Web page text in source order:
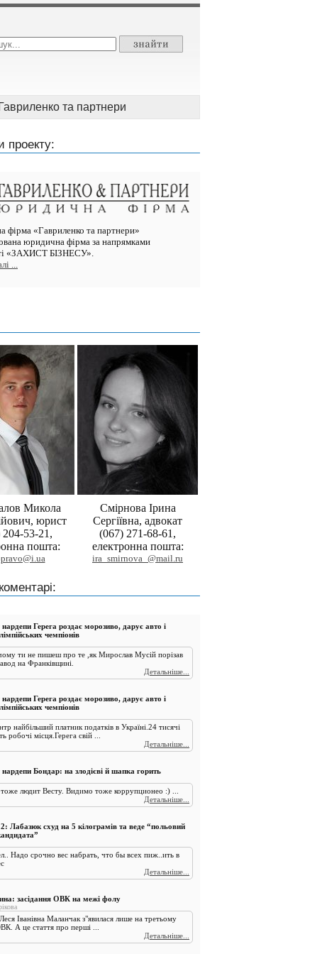
Гавриленко та партнери
проекту:
фірма «Гавриленко та партнери»
юридична фірма за напрямками
«ЗАХИСТ БІЗНЕСУ».
...
Микола
юрист
204-53-21,
пошта:
Смірнова Ірина
Сергіївна, адвокат
(067) 271-68-61,
електронна пошта:
ira_smirnova_@mail.ru
Герега роздає морозиво, дарує авто і
чемпіонів
ти не пишеш про те ,як Мирослав Мусій порізав
на Франківщині.
Детальніше...
Герега роздає морозиво, дарує авто і
чемпіонів
найбільший платник податків в Україні.24 тисячі
робочі місця.Герега свій ...
Детальніше...
Бондар: на злодієві й шапка горить
людит Весту. Видимо тоже коррупционео :) ...
Детальніше...
Лабазюк схуд на 5 кілограмів та веде “польовий
Надо срочно вес набрать, что бы всех пиж..ить в
Детальніше...
засідання ОВК на межі фолу
Іванівна Маланчак з"явилася лише на третьому
А це стаття про перші ...
Детальніше...